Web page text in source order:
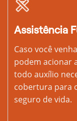
Assistência
Caso você
podem acionar
todo auxílio
cobertura para
seguro de vida.